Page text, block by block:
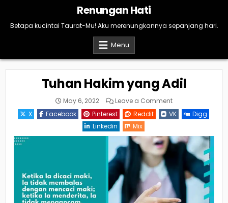
content
Renungan Hati
Betapa kucintai Taurat-Mu! Aku merenungkannya sepanjang hari.
Menu
Tuhan Hakim yang Adil
May 6, 2022 Leave a Commenton
Hakim
yang
X Facebook Pinterest Reddit VK
Digg
Linkedin
Mix